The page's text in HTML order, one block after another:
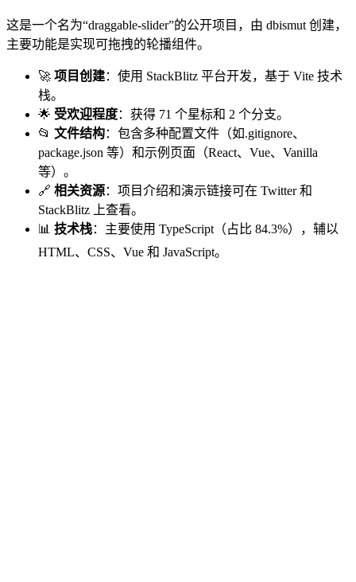
这是一个名为“draggable-slider”的公开项目，由 dbismut 创建，
主要功能是实现可拖拽的轮播组件。
🚀 项目创建：使用 StackBlitz 平台开发，基于 Vite 技术
栈。
🌟 受欢迎程度：获得 71 个星标和 2 个分支。
📂 文件结构：包含多种配置文件（如.gitignore、
package.json 等）和示例页面（React、Vue、Vanilla
等）。
🔗 相关资源：项目介绍和演示链接可在 Twitter 和
StackBlitz 上查看。
📊 技术栈：主要使用 TypeScript（占比 84.3%），辅以
HTML、CSS、Vue 和 JavaScript。